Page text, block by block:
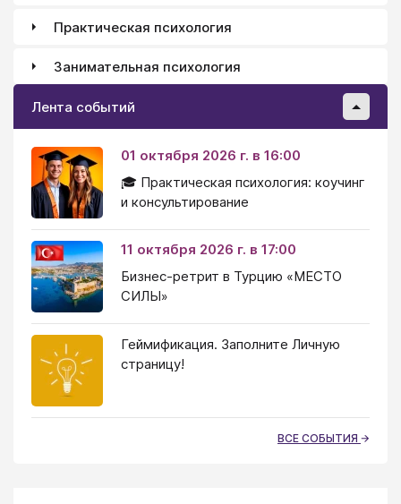
Практическая психология
Занимательная психология
Лента событий
01 октября 2026 г. в 16:00
🎓 Практическая психология: коучинг
и консультирование
11 октября 2026 г. в 17:00
Бизнес-ретрит в Турцию «МЕСТО
СИЛЫ»
Геймификация. Заполните Личную
страницу!
ВСЕ СОБЫТИЯ